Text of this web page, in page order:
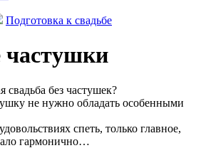
Подготовка к свадьбе
частушки
свадьба без частушек?
не нужно обладать особенными
спеть, только главное,
гармонично…